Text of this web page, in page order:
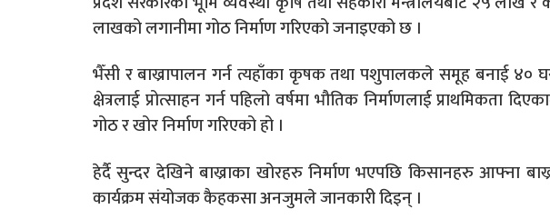
लाखको लगानीमा गोठ निर्माण गरिएको जनाइएको छ ।
भैँसी र बाख्रापालन गर्न त्यहाँका कृषक तथा पशुपालकले समूह बनाई ४०
क्षेत्रलाई प्रोत्साहन गर्न पहिलो वर्षमा भौतिक निर्माणलाई प्राथमिकता
गोठ र खोर निर्माण गरिएको हो ।
हेर्दै सुन्दर देखिने बाख्राका खोरहरु निर्माण भएपछि किसानहरु आफ्ना
कार्यक्रम संयोजक कैहकसा अनजुमले जानकारी दिइन् ।